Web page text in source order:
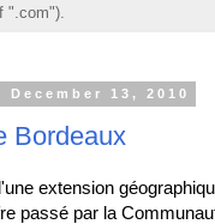
".com").
December 13, 2010
Bordeaux
extension
passé par la